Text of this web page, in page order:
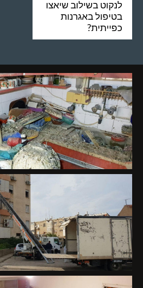
לנקוט בשילוב שיאצו
בטיפול באגרנות
כפייתית?